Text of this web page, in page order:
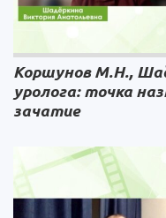
Коршунов М.Н.,
уролога: точка
зачатие